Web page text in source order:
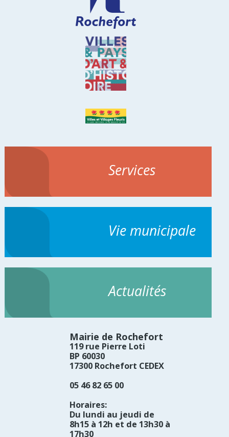
Services
Vie municipale
Actualités
Mairie de Rochefort
119 rue Pierre Loti
BP 60030
17300 Rochefort CEDEX
05 46 82 65 00
Horaires:
Du lundi au jeudi de
8h15 à 12h et de 13h30 à
17h30